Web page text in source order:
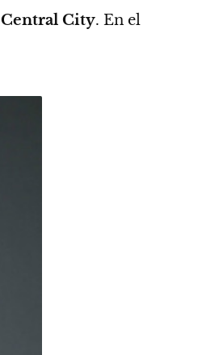
Central City. En el